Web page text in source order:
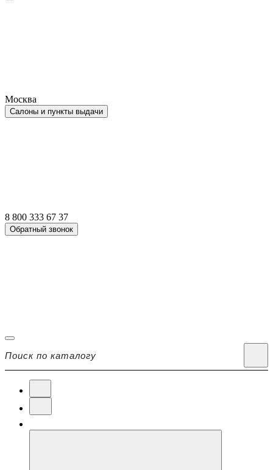
Москва
Салоны и пункты выдачи
8 800 333 67 37
Обратный звонок